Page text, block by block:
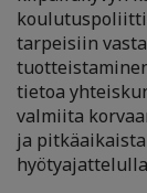
tarpeisiin
tietoa
valmiita
ja